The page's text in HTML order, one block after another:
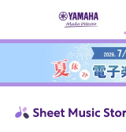
ンツに